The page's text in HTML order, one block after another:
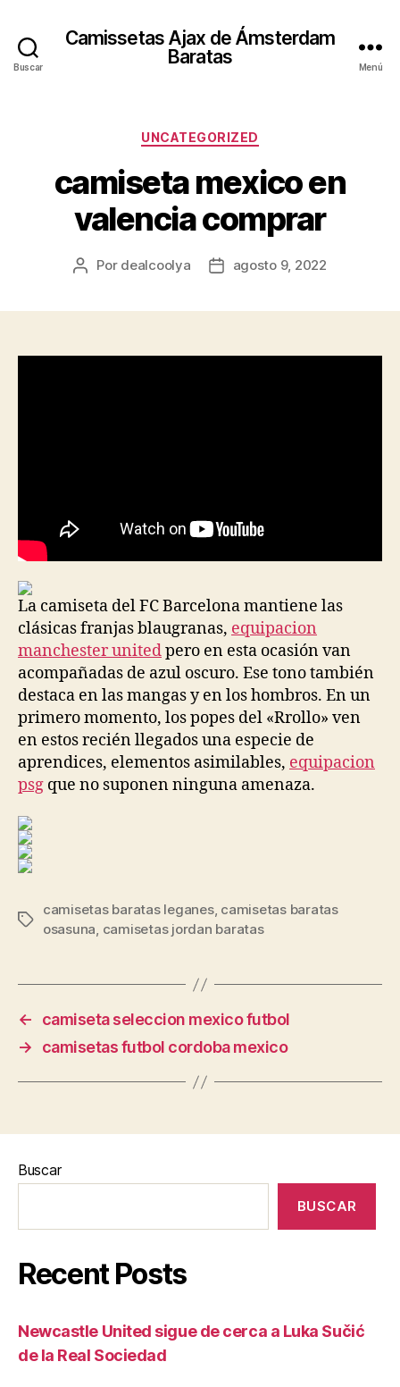
Buscar
Camissetas Ajax de Ámsterdam
Baratas
Menú
Categorías
UNCATEGORIZED
camiseta mexico en
valencia comprar
Autor
Por dealcoolya
Fechaagosto 9, 2022
La camiseta del FC Barcelona mantiene las
clásicas franjas blaugranas, equipacion
manchester unitedpero en esta ocasión van
acompañadas de azul oscuro. Ese tono también
destaca en las mangas y en los hombros. En un
primero momento, los popes del «Rrollo» ven
en estos recién llegados una especie de
aprendices, elementos asimilables, equipacion
psg que no suponen ninguna amenaza.
Etiquetas
camisetas baratas leganes, camisetas baratas
osasuna, camisetas jordan baratas
←
camiseta seleccion mexico futbol
→
camisetas futbol cordoba mexico
Buscar
BUSCAR
Recent Posts
Newcastle United sigue de cerca a Luka Sučić
de la Real Sociedad